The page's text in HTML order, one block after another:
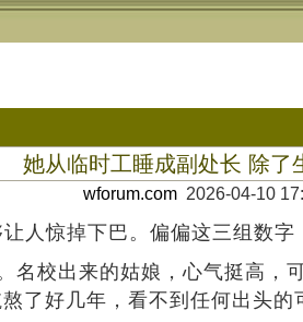
她从临时工睡成副处长 除了
wforum.com 2026-04-10
惊掉下巴。偏偏这三组数字
校出来的姑娘，心气挺高
了好几年，看不到任何出头的